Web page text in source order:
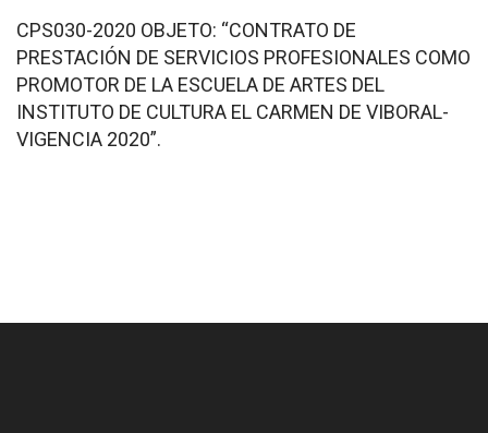
CPS030-2020 OBJETO: “CONTRATO DE
PRESTACIÓN DE SERVICIOS PROFESIONALES COMO
PROMOTOR DE LA ESCUELA DE ARTES DEL
INSTITUTO DE CULTURA EL CARMEN DE VIBORAL-
VIGENCIA 2020”.